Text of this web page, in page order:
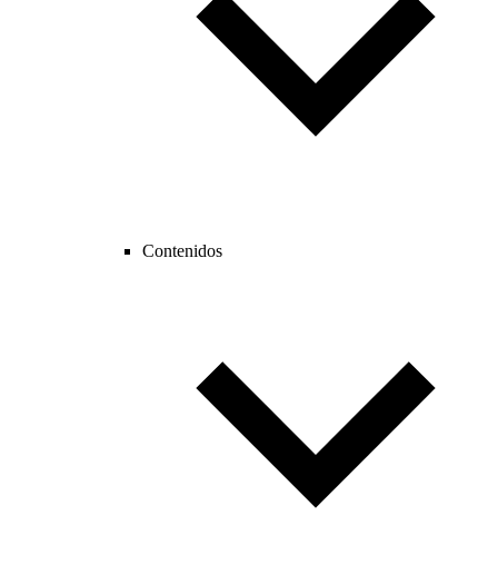
Contenidos